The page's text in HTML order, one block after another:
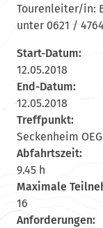
Tourenleiter/in:
unter 0621 /
Start-Datum:
12.05.2018
End-Datum:
12.05.2018
Treffpunkt:
Seckenheim
Abfahrtszeit:
9.45 h
Maximale
16
Anforderungen: